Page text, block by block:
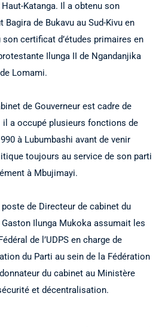
Katanga. Il a obtenu son
Bagira de Bukavu au Sud-Kivu en
certificat d’études primaires en
Ilunga II de Ngandanjika
Lomami.
de Gouverneur est cadre de
il a occupé plusieurs fonctions de
à Lubumbashi avant de venir
toujours au service de son parti
à Mbujimayi.
de Directeur de cabinet du
Gaston Ilunga Mukoka assumait les
de l’UDPS en charge de
du Parti au sein de la Fédération
du cabinet au Ministère
et décentralisation.